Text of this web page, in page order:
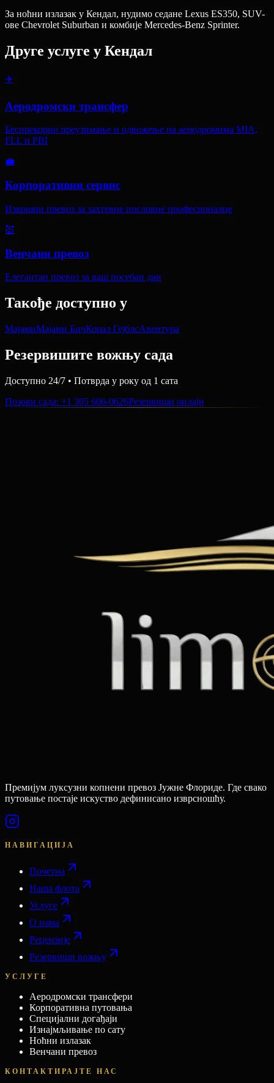
За ноћни излазак у Кендал, нудимо седане Lexus ES350, SUV-
ове Chevrolet Suburban и комбије Mercedes-Benz Sprinter.
Друге услуге у Кендал
✈️
Аеродромски трансфер
Беспрекорно преузимање и одвожење на аеродромима MIA,
FLL и PBI
💼
Корпоративни сервис
Извршни превоз за захтевне пословне професионалце
💒
Венчани превоз
Елегантан превоз за ваш посебан дан
Такође доступно у
МајамиМајами БичКорал ГејблсАвентура
Резервишите вожњу сада
Доступно 24/7 • Потврда у року од 1 сата
Позови сада: +1 305 606-0626Резервиши онлајн
Премијум луксузни копнени превоз Јужне Флориде. Где свако
путовање постаје искуство дефинисано изврсношћу.
НАВИГАЦИЈА
Почетна
Наша флота
Услуге
О нама
Рецензије
Резервиши вожњу
УСЛУГЕ
Аеродромски трансфери
Корпоративна путовања
Специјални догађаји
Изнајмљивање по сату
Ноћни излазак
Венчани превоз
КОНТАКТИРАЈТЕ НАС